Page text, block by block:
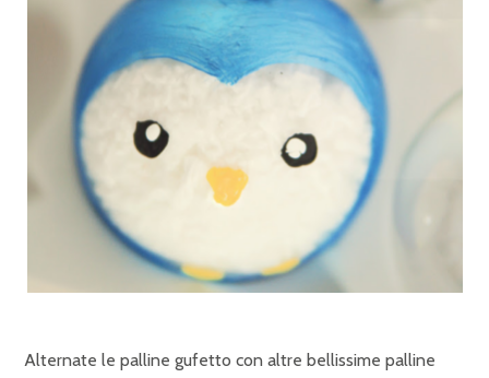
Alternate le palline gufetto con altre bellissime palline